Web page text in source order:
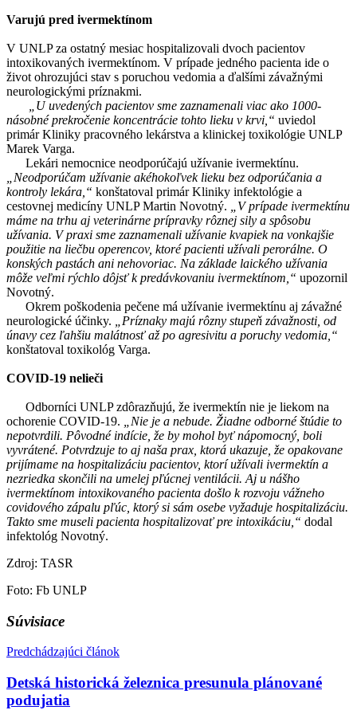
Varujú pred ivermektínom
V UNLP za ostatný mesiac hospitalizovali dvoch pacientov
intoxikovaných ivermektínom. V prípade jedného pacienta ide o
život ohrozujúci stav s poruchou vedomia a ďalšími závažnými
neurologickými príznakmi.
„U uvedených pacientov sme zaznamenali viac ako 1000-
násobné prekročenie koncentrácie tohto lieku v krvi,“ uviedol
primár Kliniky pracovného lekárstva a klinickej toxikológie UNLP
Marek Varga.
Lekári nemocnice neodporúčajú užívanie ivermektínu.
„Neodporúčam užívanie akéhokoľvek lieku bez odporúčania a
kontroly lekára,“ konštatoval primár Kliniky infektológie a
cestovnej medicíny UNLP Martin Novotný.
„V prípade ivermektínu
máme na trhu aj veterinárne prípravky rôznej sily a spôsobu
užívania. V praxi sme zaznamenali užívanie kvapiek na vonkajšie
použitie na liečbu operencov, ktoré pacienti užívali perorálne. O
konských pastách ani nehovoriac. Na základe laického užívania
môže veľmi rýchlo dôjsť k predávkovaniu ivermektínom,“ upozornil
Novotný.
Okrem poškodenia pečene má užívanie ivermektínu aj závažné
neurologické účinky.
„Príznaky majú rôzny stupeň závažnosti, od
únavy cez ľahšiu malátnosť až po agresivitu a poruchy vedomia,“
konštatoval toxikológ Varga.
COVID-19 nelieči
Odborníci UNLP zdôrazňujú, že ivermektín nie je liekom na
ochorenie COVID-19.
„Nie je a nebude. Žiadne odborné štúdie to
nepotvrdili. Pôvodné indície, že by mohol byť nápomocný, boli
vyvrátené. Potvrdzuje to aj naša prax, ktorá ukazuje, že opakovane
prijímame na hospitalizáciu pacientov, ktorí užívali ivermektín a
nezriedka skončili na umelej pľúcnej ventilácii. Aj u nášho
ivermektínom intoxikovaného pacienta došlo k rozvoju vážneho
covidového zápalu pľúc, ktorý si sám osebe vyžaduje hospitalizáciu.
Takto sme museli pacienta hospitalizovať pre intoxikáciu,“ dodal
infektológ Novotný.
Zdroj: TASR
Foto: Fb UNLP
Súvisiace
Predchádzajúci článok
Detská historická železnica presunula plánované
podujatia